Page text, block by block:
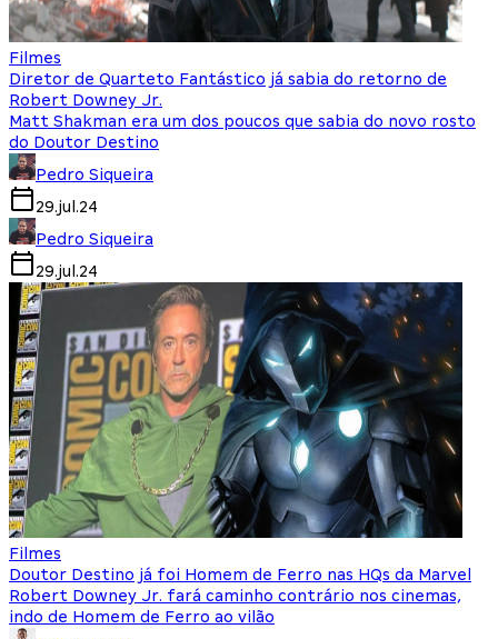
Filmes
Diretor de Quarteto Fantástico já sabia do retorno de
Robert Downey Jr.
Matt Shakman era um dos poucos que sabia do novo rosto
do Doutor Destino
Pedro Siqueira
29.jul.24
Pedro Siqueira
29.jul.24
Filmes
Doutor Destino já foi Homem de Ferro nas HQs da Marvel
Robert Downey Jr. fará caminho contrário nos cinemas,
indo de Homem de Ferro ao vilão